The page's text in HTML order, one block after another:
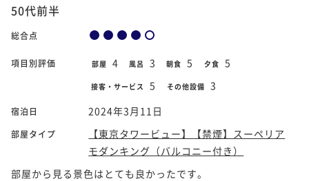
50代前半
総合点
項目別評価 部屋 4 風呂 3 朝食 5 夕食 5
接客・サービス 5 その他設備 3
宿泊日 2024年3月11日
部屋タイプ
【東京タワービュー】【禁煙】スーペリア
モダンキング（バルコニー付き）
部屋から見る景色はとても良かったです。